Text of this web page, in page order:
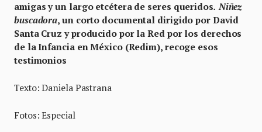
amigas y un largo etcétera de seres queridos. Niñez
buscadora, un corto documental dirigido por David
Santa Cruz y producido por la Red por los derechos
de la Infancia en México (Redim), recoge esos
testimonios
Texto: Daniela Pastrana
Fotos: Especial